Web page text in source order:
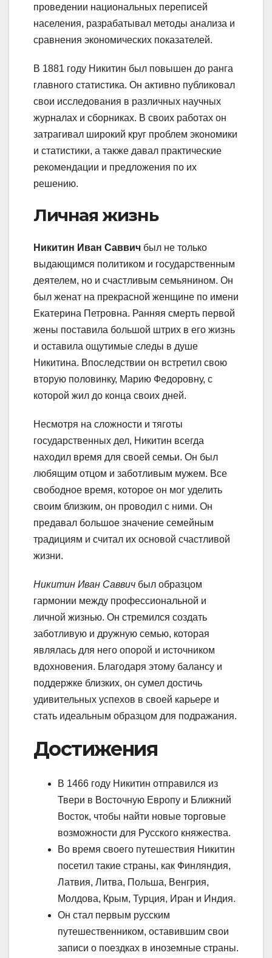
проведении национальных переписей
населения, разрабатывал методы анализа и
сравнения экономических показателей.
В 1881 году Никитин был повышен до ранга
главного статистика. Он активно публиковал
свои исследования в различных научных
журналах и сборниках. В своих работах он
затрагивал широкий круг проблем экономики
и статистики, а также давал практические
рекомендации и предложения по их
решению.
Личная жизнь
Никитин Иван Саввич был не только
выдающимся политиком и государственным
деятелем, но и счастливым семьянином. Он
был женат на прекрасной женщине по имени
Екатерина Петровна. Ранняя смерть первой
жены поставила большой штрих в его жизнь
и оставила ощутимые следы в душе
Никитина. Впоследствии он встретил свою
вторую половинку, Марию Федоровну, с
которой жил до конца своих дней.
Несмотря на сложности и тяготы
государственных дел, Никитин всегда
находил время для своей семьи. Он был
любящим отцом и заботливым мужем. Все
свободное время, которое он мог уделить
своим близким, он проводил с ними. Он
предавал большое значение семейным
традициям и считал их основой счастливой
жизни.
Никитин Иван Саввич был образцом
гармонии между профессиональной и
личной жизнью. Он стремился создать
заботливую и дружную семью, которая
являлась для него опорой и источником
вдохновения. Благодаря этому балансу и
поддержке близких, он сумел достичь
удивительных успехов в своей карьере и
стать идеальным образцом для подражания.
Достижения
В 1466 году Никитин отправился из
Твери в Восточную Европу и Ближний
Восток, чтобы найти новые торговые
возможности для Русского княжества.
Во время своего путешествия Никитин
посетил такие страны, как Финляндия,
Латвия, Литва, Польша, Венгрия,
Молдова, Крым, Турция, Иран и Индия.
Он стал первым русским
путешественником, оставившим свои
записи о поездках в иноземные страны.